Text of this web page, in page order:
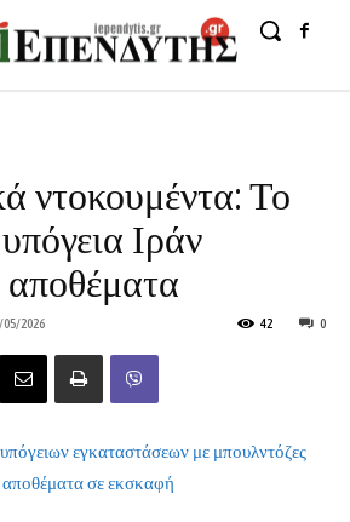
ντοκουμέντα: Το
Ιράν
05/2026 0
42